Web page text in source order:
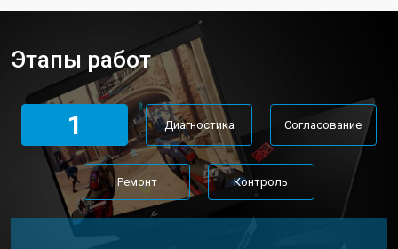
Замена матрицы ноутбука HP
Замена Wi-Fi ноутбука HP
Ремонт цепи питания от 3500 ₽ Заказать
Замена USB порта от 2200 ₽ Заказать
Замена звуковой карты от 1700 ₽ Заказать
Замена кулера ноутбука HP
Этапы работ
1 Диагностика Согласование
Ремонт Контроль